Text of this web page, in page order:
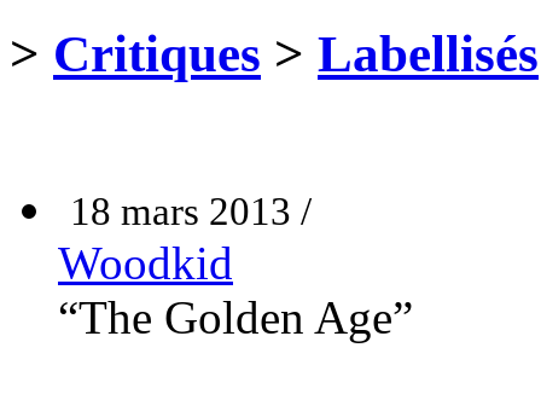
> Critiques > Labellisés
18 mars 2013 /
Woodkid
“The Golden Age”